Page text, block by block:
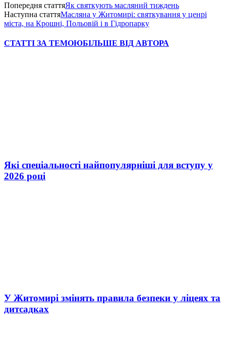
Попередня статтяЯк святкують масляний тиждень
Наступна статтяМасляна у Житомирі: святкування у ценрі
міста, на Крошні, Польовій і в Гідропарку
СТАТТІ ЗА ТЕМОЮБІЛЬШЕ ВІД АВТОРА
Які спеціальності найпопулярніші для вступу у
2026 році
У Житомирі змінять правила безпеки у ліцеях та
дитсадках